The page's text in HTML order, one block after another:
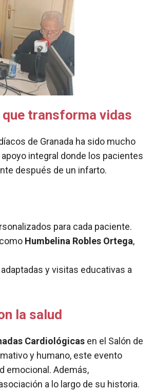
transforma vidas
de Granada ha sido mucho
integral donde los pacientes
después de un infarto.
para cada paciente.
Humbelina Robles Ortega,
y visitas educativas a
la salud
Cardiológicas en el Salón de
y humano, este evento
emocional. Además,
a lo largo de su historia.